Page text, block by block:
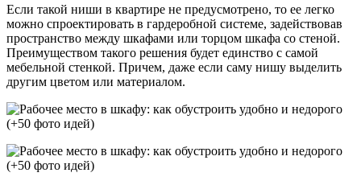
Если такой ниши в квартире не предусмотрено, то ее легко
можно спроектировать в гардеробной системе, задействовав
пространство между шкафами или торцом шкафа со стеной.
Преимуществом такого решения будет единство с самой
мебельной стенкой. Причем, даже если саму нишу выделить
другим цветом или материалом.